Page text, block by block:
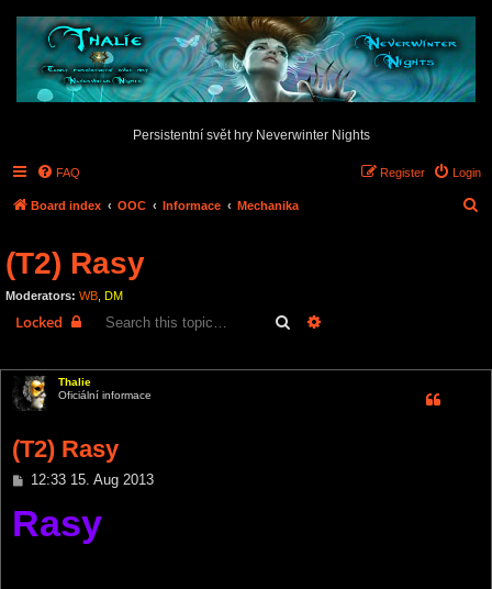
Persistentní svět hry Neverwinter Nights
FAQ Login
Register
Board index OOC Informace Mechanika
(T2) Rasy
Moderators: WB DM
Locked Search
Thalie
Oficiální informace
(T2) Rasy
P
s
t
12:33 15. Aug 2013
Rasy